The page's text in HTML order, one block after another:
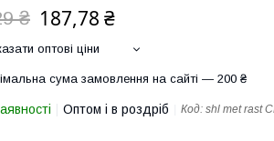
₴ 187,78 ₴
оптові ціни
сума замовлення на сайті — 200 ₴
Оптом і в роздріб Код: shl met rast